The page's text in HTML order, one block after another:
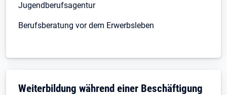
Jugendberufsagentur
Berufsberatung vor dem Erwerbsleben
Weiterbildung während einer Beschäftigung